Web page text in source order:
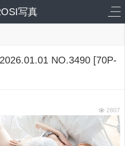
写真
NO.3490 [70P-
2807